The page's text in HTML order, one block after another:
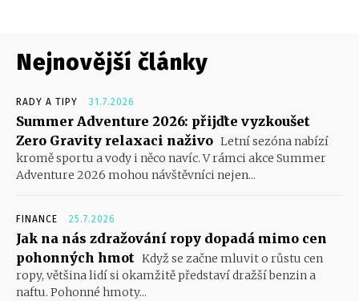
Nejnovější články
RADY A TIPY 31.7.2026
Summer Adventure 2026: přijďte vyzkoušet
Zero Gravity relaxaci naživo Letní sezóna nabízí
kromě sportu a vody i něco navíc. V rámci akce Summer
Adventure 2026 mohou návštěvníci nejen...
FINANCE 25.7.2026
Jak na nás zdražování ropy dopadá mimo cen
pohonných hmot Když se začne mluvit o růstu cen
ropy, většina lidí si okamžitě představí dražší benzin a
naftu. Pohonné hmoty...